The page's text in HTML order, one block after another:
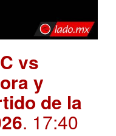
vs
y
de la
. 17:40